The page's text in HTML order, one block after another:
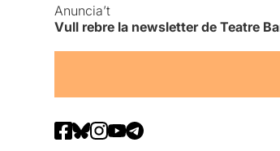
Anuncia’t
Vull rebre la newsletter de Teatre